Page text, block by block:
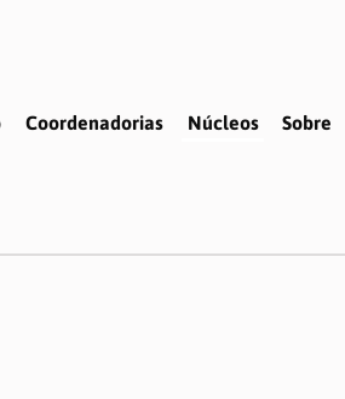
Coordenadorias Núcleos Sobre